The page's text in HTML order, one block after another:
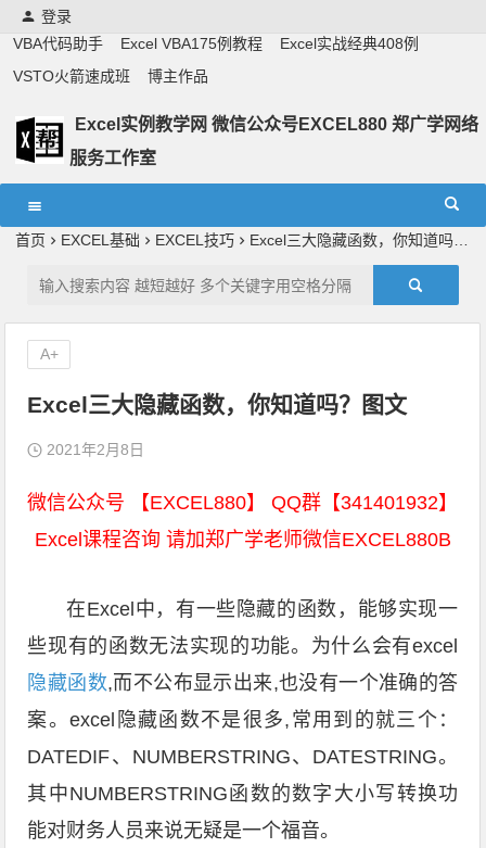
登录
VBA代码助手
Excel VBA175例教程
Excel实战经典408例
VSTO火箭速成班
博主作品
Excel实例教学网 微信公众号EXCEL880 郑广学网络
服务工作室
首页
EXCEL基础 EXCEL技巧 Excel三大隐藏函数，你知道吗？图文
Excel三大隐藏函数，你知道吗？图文
2021年2月8日
微信公众号 【EXCEL880】 QQ群【341401932】
Excel课程咨询 请加郑广学老师微信EXCEL880B
在Excel中，有一些隐藏的函数，能够实现一
些现有的函数无法实现的功能。为什么会有excel
隐藏函数,而不公布显示出来,也没有一个准确的答
案。excel隐藏函数不是很多,常用到的就三个：
DATEDIF、NUMBERSTRING、DATESTRING。
其中NUMBERSTRING函数的数字大小写转换功
能对财务人员来说无疑是一个福音。
A+